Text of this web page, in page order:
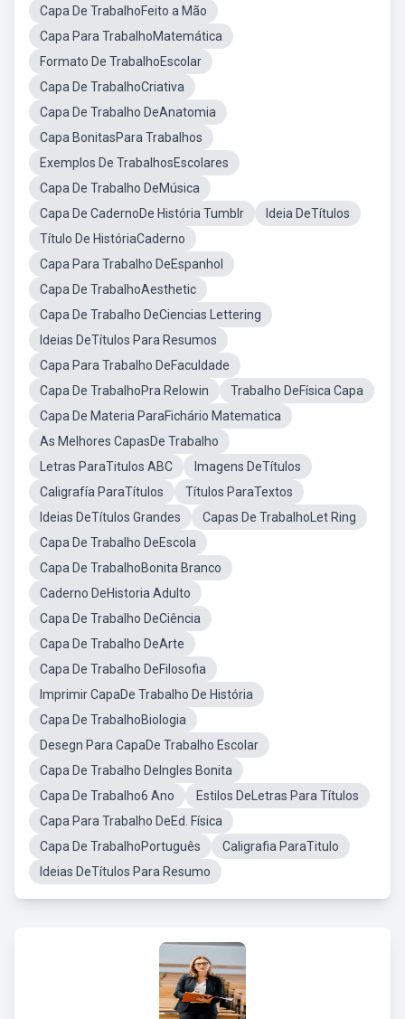
Capa De TrabalhoFeito a Mão
Capa Para TrabalhoMatemática
Formato De TrabalhoEscolar
Capa De TrabalhoCriativa
Capa De Trabalho DeAnatomia
Capa BonitasPara Trabalhos
Exemplos De TrabalhosEscolares
Capa De Trabalho DeMúsica
Capa De CadernoDe História Tumblr
Ideia DeTítulos
Título De HistóriaCaderno
Capa Para Trabalho DeEspanhol
Capa De TrabalhoAesthetic
Capa De Trabalho DeCiencias Lettering
Ideias DeTítulos Para Resumos
Capa Para Trabalho DeFaculdade
Capa De TrabalhoPra Relowin
Trabalho DeFísica Capa
Capa De Materia ParaFichário Matematica
As Melhores CapasDe Trabalho
Letras ParaTitulos ABC
Imagens DeTítulos
Caligrafía ParaTítulos
Títulos ParaTextos
Ideias DeTítulos Grandes
Capas De TrabalhoLet Ring
Capa De Trabalho DeEscola
Capa De TrabalhoBonita Branco
Caderno DeHistoria Adulto
Capa De Trabalho DeCiência
Capa De Trabalho DeArte
Capa De Trabalho DeFilosofia
Imprimir CapaDe Trabalho De História
Capa De TrabalhoBiologia
Desegn Para CapaDe Trabalho Escolar
Capa De Trabalho DeIngles Bonita
Capa De Trabalho6 Ano
Estilos DeLetras Para Títulos
Capa Para Trabalho DeEd. Física
Capa De TrabalhoPortuguês
Caligrafia ParaTitulo
Ideias DeTítulos Para Resumo